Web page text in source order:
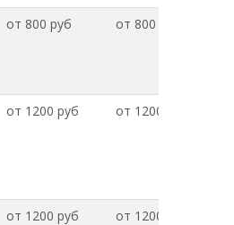
от 800 руб от 800 руб
от 1200 руб от 1200 руб
от 1200 руб от 1200 руб